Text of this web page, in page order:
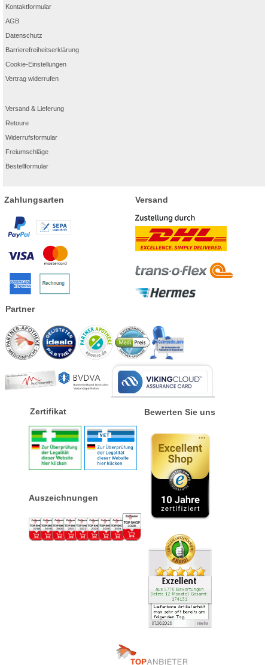
Kontaktformular
AGB
Datenschutz
Barrierefreiheitserklärung
Cookie-Einstellungen
Vertrag widerrufen
Versand & Lieferung
Retoure
Widerrufsformular
Freiumschläge
Bestellformular
Zahlungsarten Versand
Partner
Zertifikat
Auszeichnungen
Bewerten Sie uns